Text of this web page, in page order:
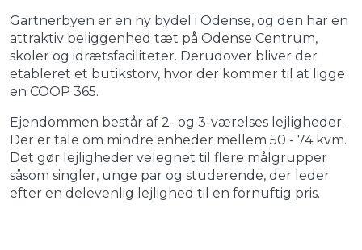
Gartnerbyen er en ny bydel i Odense, og den har en
attraktiv beliggenhed tæt på Odense Centrum,
skoler og idrætsfaciliteter. Derudover bliver der
etableret et butikstorv, hvor der kommer til at ligge
en COOP 365.
Ejendommen består af 2- og 3-værelses lejligheder.
Der er tale om mindre enheder mellem 50 - 74 kvm.
Det gør lejligheder velegnet til flere målgrupper
såsom singler, unge par og studerende, der leder
efter en delevenlig lejlighed til en fornuftig pris.